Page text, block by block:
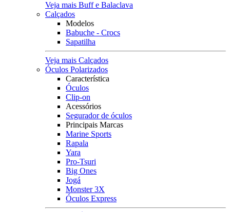
Veja mais Buff e Balaclava
Calçados
Modelos
Babuche - Crocs
Sapatilha
Veja mais Calçados
Óculos Polarizados
Característica
Óculos
Clip-on
Acessórios
Segurador de óculos
Principais Marcas
Marine Sports
Rapala
Yara
Pro-Tsuri
Big Ones
Jogá
Monster 3X
Óculos Express